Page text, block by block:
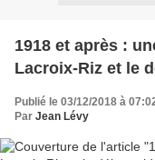
1918 et après :
Publié le 03/12/2018 à
Par Jean Lévy